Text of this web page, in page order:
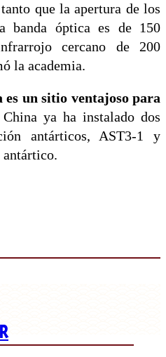
que la apertura de los
banda óptica es de 150
cercano de 200
la academia.
es un sitio ventajoso para
ya ha instalado dos
antárticos, AST3-1 y
antártico.